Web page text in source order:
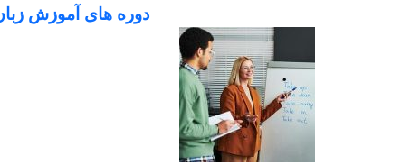
دوره های آموزش